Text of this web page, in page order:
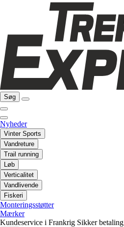
Søg
Nyheder
Vinter Sports
Vandreture
Trail running
Løb
Verticalitet
Vandlivende
Fiskeri
Monteringsstøtter
Mærker
Kundeservice i Frankrig Sikker betaling